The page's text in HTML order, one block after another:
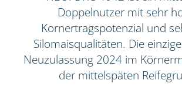
Doppelnutzer mit sehr
Kornertragspotenzial und
Silomaisqualitäten. Die
Neuzulassung 2024 im
der mittelspäten